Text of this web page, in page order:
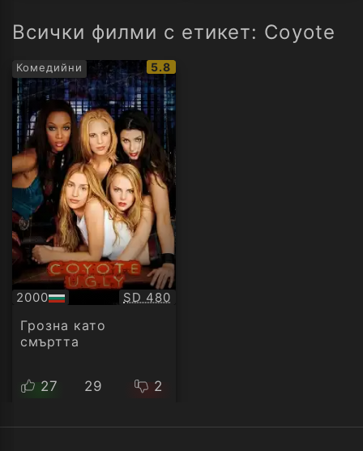
Всички филми с етикет: Coyote
Комедийни
IMDb
рейтинг:
5.8
2000
БГ
аудио
Качество:
SD 480
Грозна като
смъртта
27 29 2